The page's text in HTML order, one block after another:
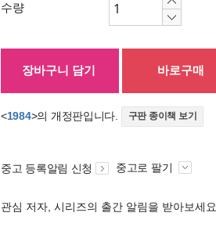
수량
장바구니 담기 바로구매
<1984>의 개정판입니다. 구판 종이책 보기
중고 등록알림 신청 중고로 팔기
관심 저자, 시리즈의 출간 알림을 받아보세요